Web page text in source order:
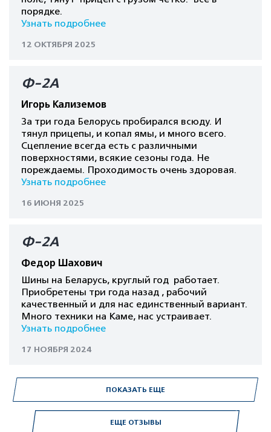
ЕЩЕ ОТЗЫВЫ
порядке.
Узнать подробнее
12 ОКТЯБРЯ 2025
Ф-2А
Игорь Кализемов
За три года Белорусь пробирался всюду. И
тянул прицепы, и копал ямы, и много всего.
Сцепление всегда есть с различными
поверхностями, всякие сезоны года. Не
пореждаемы. Проходимость очень здоровая.
Узнать подробнее
16 ИЮНЯ 2025
Ф-2А
Федор Шахович
Шины на Беларусь, круглый год работает.
Приобретены три года назад , рабочий
качественный и для нас единственный вариант.
Много техники на Каме, нас устраивает.
Узнать подробнее
17 НОЯБРЯ 2024
ПОКАЗАТЬ ЕЩЕ